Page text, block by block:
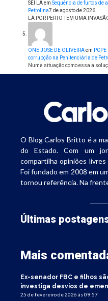
SEI LÁem Sequência de furtos de
Petrolina7 de agosto de 2026
LÁ POR PERTO TEM UMA
ONE JOSE DE OLIVEIRAem
corrupção na Penitenciária de
Numa situação como essa a
O Blog Carlos Britto é a
do Estado. Com um
compartilha opiniões
Foi fundado em 2008 em
tornou referência. Na
Últimas
Mais
Ex-senador FBC e filhos
investiga desvios de
25 de fevereiro de 2026 às 09:57